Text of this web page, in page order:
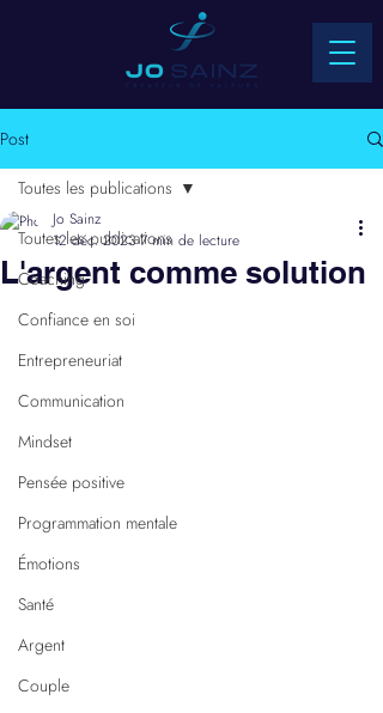
Post
Toutes les publications
Coaching
Confiance en soi
Entrepreneuriat
Communication
Mindset
Pensée positive
Programmation mentale
Émotions
Santé
Argent
Couple
Toutes les publications
L'argent comme solution
Jo Sainz
12 déc. 20237 min de lecture